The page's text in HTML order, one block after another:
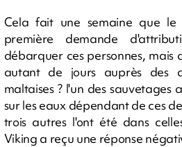
Cela fait une semaine que
première demande
débarquer ces personnes, mais
autant de jours auprès des
maltaises ? l'un des sauvetages
sur les eaux dépendant de ces
trois autres l'ont été dans
Viking a reçu une réponse